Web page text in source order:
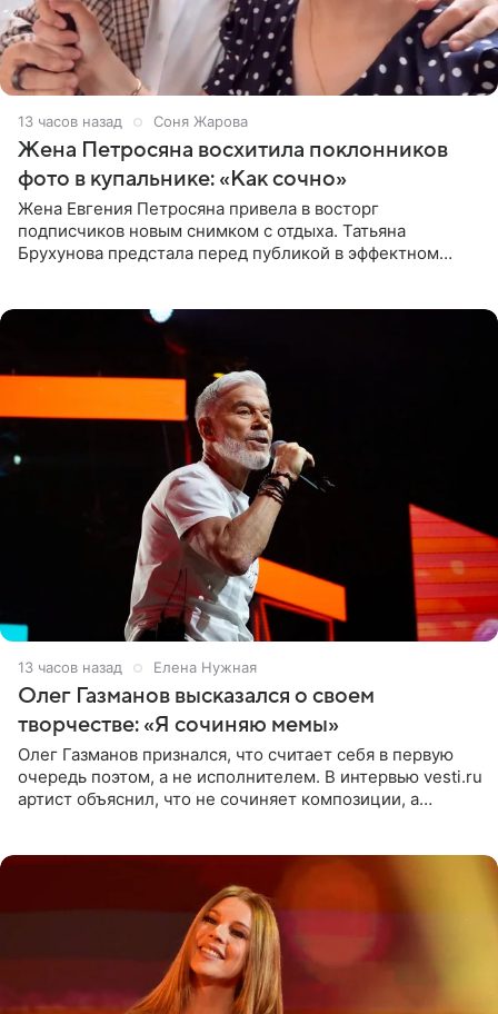
13 часов назад Соня Жарова
Жена Петросяна восхитила поклонников
фото в купальнике: «Как сочно»
Жена Евгения Петросяна привела в восторг
подписчиков новым снимком с отдыха. Татьяна
Брухунова предстала перед публикой в эффектном
13 часов назад Елена Нужная
Олег Газманов высказался о своем
творчестве: «Я сочиняю мемы»
Олег Газманов признался, что считает себя в первую
очередь поэтом, а не исполнителем. В интервью vesti.ru
артист объяснил, что не сочиняет композиции, а